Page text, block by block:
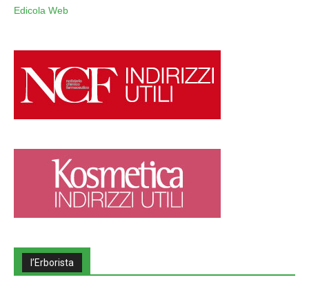
Edicola Web
l’Erborista